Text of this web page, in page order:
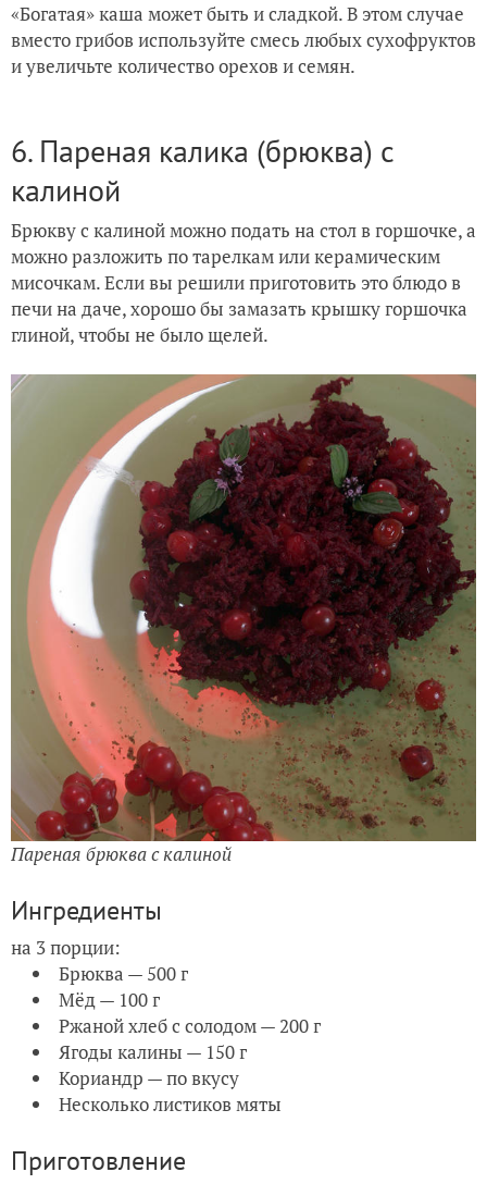
«Богатая» каша может быть и сладкой. В этом случае
вместо грибов используйте смесь любых сухофруктов
и увеличьте количество орехов и семян.
6. Пареная калика (брюква) с
калиной
Брюкву с калиной можно подать на стол в горшочке, а
можно разложить по тарелкам или керамическим
мисочкам. Если вы решили приготовить это блюдо в
печи на даче, хорошо бы замазать крышку горшочка
глиной, чтобы не было щелей.
Пареная брюква с калиной
Ингредиенты
на 3 порции:
Брюква — 500 г
Мёд — 100 г
Ржаной хлеб с солодом — 200 г
Ягоды калины — 150 г
Кориандр — по вкусу
Несколько листиков мяты
Приготовление